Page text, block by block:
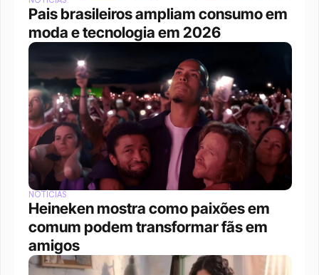
Pais brasileiros ampliam consumo em
moda e tecnologia em 2026
NOTÍCIAS
Heineken mostra como paixões em
comum podem transformar fãs em
amigos